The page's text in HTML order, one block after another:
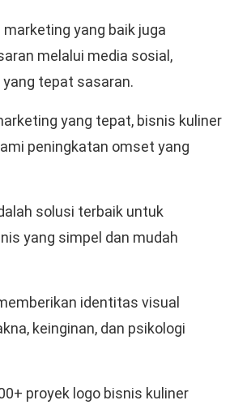
yang baik juga
melalui media sosial,
yang tepat sasaran.
yang tepat, bisnis kuliner
peningkatan omset yang
solusi terbaik untuk
yang simpel dan mudah
identitas visual
keinginan, dan psikologi
proyek logo bisnis kuliner